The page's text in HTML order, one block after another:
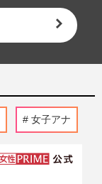
女子アナ